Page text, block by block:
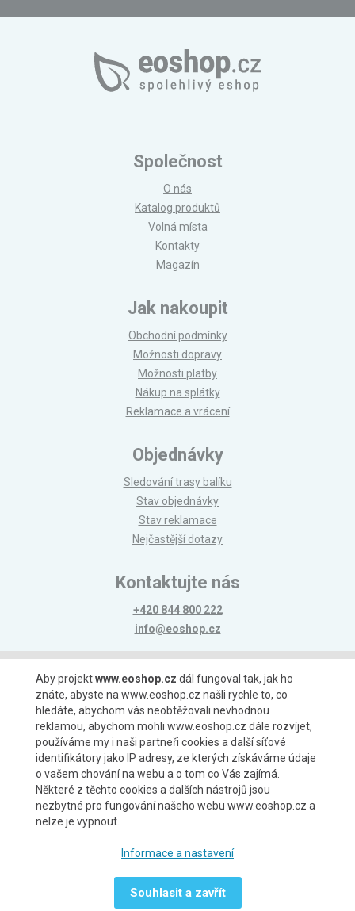
Společnost
O nás
Katalog produktů
Volná místa
Kontakty
Magazín
Jak nakoupit
Obchodní podmínky
Možnosti dopravy
Možnosti platby
Nákup na splátky
Reklamace a vrácení
Objednávky
Sledování trasy balíku
Stav objednávky
Stav reklamace
Nejčastější dotazy
Kontaktujte nás
+420 844 800 222
info@eoshop.cz
Možnosti platby
Možnosti dopravy
Aby projektwww.eoshop.cz dál fungoval tak, jak ho
znáte, abyste na www.eoshop.cz našli rychle to, co
hledáte, abychom vás neobtěžovali nevhodnou
reklamou, abychom mohli www.eoshop.cz dále rozvíjet,
používáme my i naši partneři cookies a další síťové
identifikátory jako IP adresy, ze kterých získáváme údaje
o vašem chování na webu a o tom co Vás zajímá.
Některé z těchto cookies a dalších nástrojů jsou
nezbytné pro fungování našeho webu www.eoshop.cz a
nelze je vypnout.
Informace a nastavení
Souhlasit a zavřít